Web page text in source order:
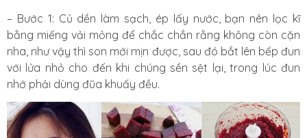
– Bước 1: Củ dền làm sạch, ép lấy nước, bạn nên lọc kĩ
bằng miếng vải mỏng để chắc chắn rằng không còn cặn
nha, như vậy thì son mới mịn được, sau đó bắt lên bếp đun
với lửa nhỏ cho đến khi chúng sền sệt lại, trong lúc đun
nhớ phải dùng đũa khuấy đều.